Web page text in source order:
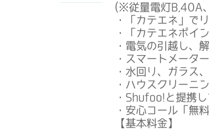
(※従量電灯B,40A
・「カテエネ」で
・「カテエネポイ
・電気の引越し、
・スマートメータ
・水回り、ガラス
・ハウスクリーニ
・Shufoo!と提携
・安心コール「無
【基本料金】